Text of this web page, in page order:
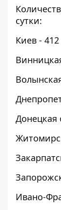
сутки:
Киев - 412
Донецкая
Ивано-